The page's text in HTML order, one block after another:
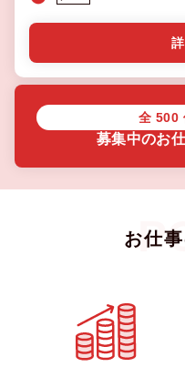
全500
募集中のお
お仕